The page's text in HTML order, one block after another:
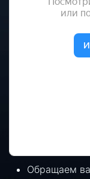
Обращаем